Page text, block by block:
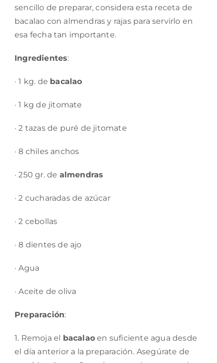
sencillo de preparar, considera esta receta de
bacalao con almendras y rajas para servirlo en
esa fecha tan importante.
Ingredientes:
· 1 kg. de bacalao
· 1 kg de jitomate
· 2 tazas de puré de jitomate
· 8 chiles anchos
· 250 gr. de almendras
· 2 cucharadas de azúcar
· 2 cebollas
· 8 dientes de ajo
· Agua
· Aceite de oliva
Preparación:
1. Remoja el bacalao en suficiente agua desde
el día anterior a la preparación. Asegúrate de